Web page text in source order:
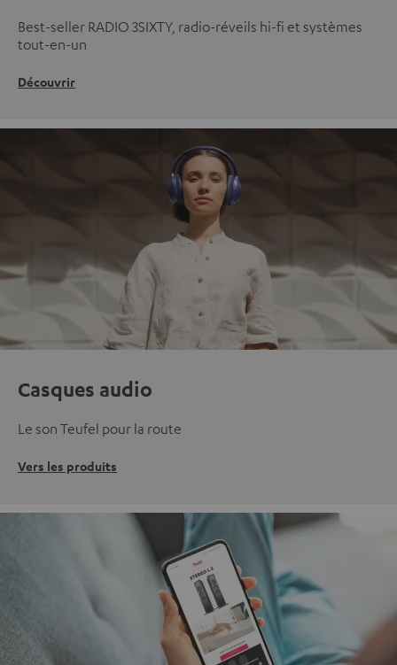
Best-seller RADIO 3SIXTY, radio-réveils hi-fi et systèmes
tout-en-un
Découvrir
Casques audio
Le son Teufel pour la route
Vers les produits